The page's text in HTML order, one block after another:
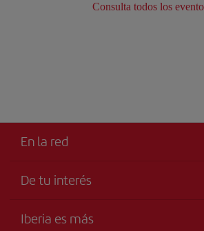
Consulta todos los
En la red
De tu interés
Accesibilidad
Iberia es más